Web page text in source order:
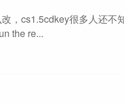
，cs1.5cdkey很多人还不
the re...